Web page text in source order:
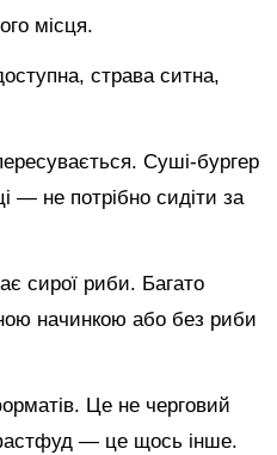
місця.
страва ситна,
Суші-бургер
— не потрібно сидіти за
сирої риби. Багато
начинкою або без риби
Це не черговий
— це щось інше.